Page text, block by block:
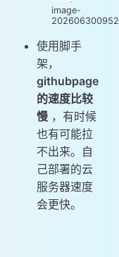
image-
使用脚手
架，
githubpage
的速度比较
慢 ，有时候
也有可能拉
不出来。自
己部署的云
服务器速度
会更快。